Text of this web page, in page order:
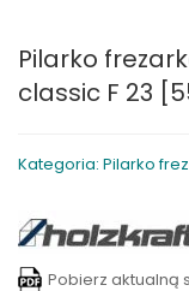
Pilarko
classic F 23
Kategoria: Pilarko
Pobierz aktualną